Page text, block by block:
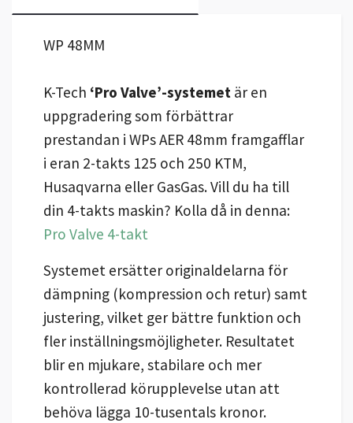
WP 48MM
K-Tech ‘Pro Valve’-systemet är en
uppgradering som förbättrar
prestandan i WPs AER 48mm framgafflar
i eran 2-takts 125 och 250 KTM,
Husaqvarna eller GasGas. Vill du ha till
din 4-takts maskin? Kolla då in denna:
Pro Valve 4-takt
Systemet ersätter originaldelarna för
dämpning (kompression och retur) samt
justering, vilket ger bättre funktion och
fler inställningsmöjligheter. Resultatet
blir en mjukare, stabilare och mer
kontrollerad körupplevelse utan att
behöva lägga 10-tusentals kronor.